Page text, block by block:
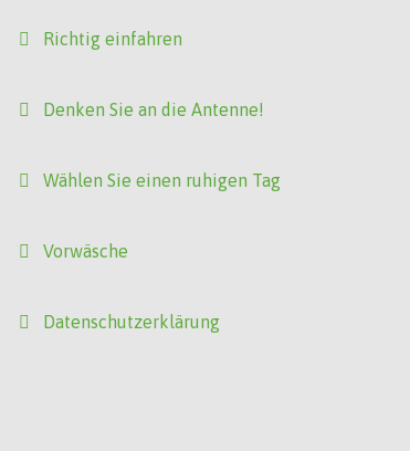
Richtig einfahren
Denken Sie an die Antenne!
Wählen Sie einen ruhigen Tag
Vorwäsche
Datenschutzerklärung